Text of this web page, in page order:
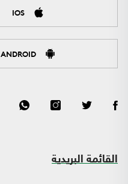
IOS
ANDROID
القائمة البريدية